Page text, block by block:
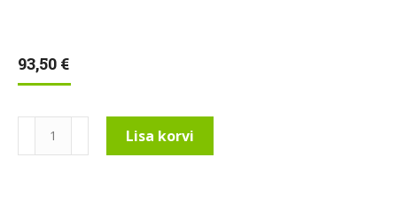
93,50 €
Robotniiduki
aku
Lisa korvi